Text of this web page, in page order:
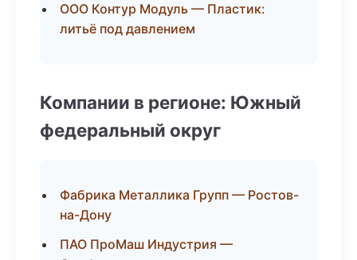
ООО Контур Модуль — Пластик:
литьё под давлением
Компании в регионе: Южный
федеральный округ
Фабрика Металлика Групп — Ростов-
на-Дону
ПАО ПроМаш Индустрия —